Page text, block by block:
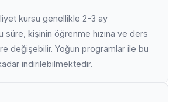
kursu genellikle 2-3 ay
süre, kişinin öğrenme hızına ve ders
değişebilir. Yoğun programlar ile bu
indirilebilmektedir.